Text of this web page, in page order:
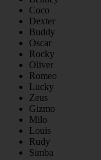
Coco
Dexter
Buddy
Oscar
Rocky
Oliver
Romeo
Lucky
Zeus
Gizmo
Milo
Louis
Rudy
Simba